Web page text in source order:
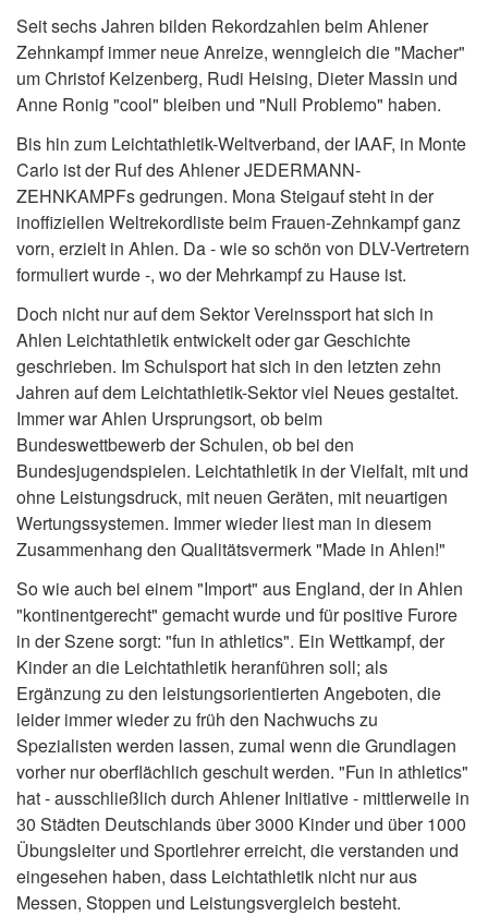
Seit sechs Jahren bilden Rekordzahlen beim Ahlener
Zehnkampf immer neue Anreize, wenngleich die "Macher"
um Christof Kelzenberg, Rudi Heising, Dieter Massin und
Anne Ronig "cool" bleiben und "Null Problemo" haben.
Bis hin zum Leichtathletik-Weltverband, der IAAF, in Monte
Carlo ist der Ruf des Ahlener JEDERMANN-
ZEHNKAMPFs gedrungen. Mona Steigauf steht in der
inoffiziellen Weltrekordliste beim Frauen-Zehnkampf ganz
vorn, erzielt in Ahlen. Da - wie so schön von DLV-Vertretern
formuliert wurde -, wo der Mehrkampf zu Hause ist.
Doch nicht nur auf dem Sektor Vereinssport hat sich in
Ahlen Leichtathletik entwickelt oder gar Geschichte
geschrieben. Im Schulsport hat sich in den letzten zehn
Jahren auf dem Leichtathletik-Sektor viel Neues gestaltet.
Immer war Ahlen Ursprungsort, ob beim
Bundeswettbewerb der Schulen, ob bei den
Bundesjugendspielen. Leichtathletik in der Vielfalt, mit und
ohne Leistungsdruck, mit neuen Geräten, mit neuartigen
Wertungssystemen. Immer wieder liest man in diesem
Zusammenhang den Qualitätsvermerk "Made in Ahlen!"
So wie auch bei einem "Import" aus England, der in Ahlen
"kontinentgerecht" gemacht wurde und für positive Furore
in der Szene sorgt: "fun in athletics". Ein Wettkampf, der
Kinder an die Leichtathletik heranführen soll; als
Ergänzung zu den leistungsorientierten Angeboten, die
leider immer wieder zu früh den Nachwuchs zu
Spezialisten werden lassen, zumal wenn die Grundlagen
vorher nur oberflächlich geschult werden. "Fun in athletics"
hat - ausschließlich durch Ahlener Initiative - mittlerweile in
30 Städten Deutschlands über 3000 Kinder und über 1000
Übungsleiter und Sportlehrer erreicht, die verstanden und
eingesehen haben, dass Leichtathletik nicht nur aus
Messen, Stoppen und Leistungsvergleich besteht.